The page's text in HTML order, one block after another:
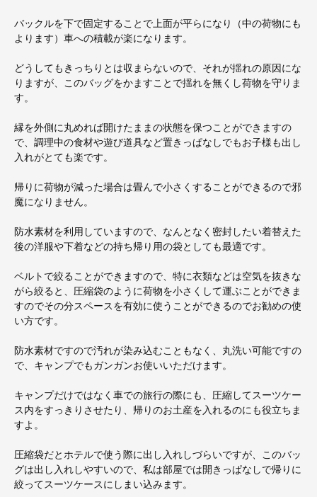
バックルを下で固定することで上面が平らになり（中の荷物にも
よります）車への積載が楽になります。
どうしてもきっちりとは収まらないので、それが揺れの原因にな
りますが、このバッグをかますことで揺れを無くし荷物を守りま
す。
縁を外側に丸めれば開けたままの状態を保つことができますの
で、調理中の食材や遊び道具など置きっぱなしでもお子様も出し
入れがとても楽です。
帰りに荷物が減った場合は畳んで小さくすることができるので邪
魔になりません。
防水素材を利用していますので、なんとなく密封したい着替えた
後の洋服や下着などの持ち帰り用の袋としても最適です。
ベルトで絞ることができますので、特に衣類などは空気を抜きな
がら絞ると、圧縮袋のように荷物を小さくして運ぶことができま
すのでその分スペースを有効に使うことができるのでお勧めの使
い方です。
防水素材ですので汚れが染み込むこともなく、丸洗い可能ですの
で、キャンプでもガンガンお使いいただけます。
キャンプだけではなく車での旅行の際にも、圧縮してスーツケー
ス内をすっきりさせたり、帰りのお土産を入れるのにも役立ちま
すよ。
圧縮袋だとホテルで使う際に出し入れしづらいですが、このバッ
グは出し入れしやすいので、私は部屋では開きっぱなしで帰りに
絞ってスーツケースにしまい込みます。